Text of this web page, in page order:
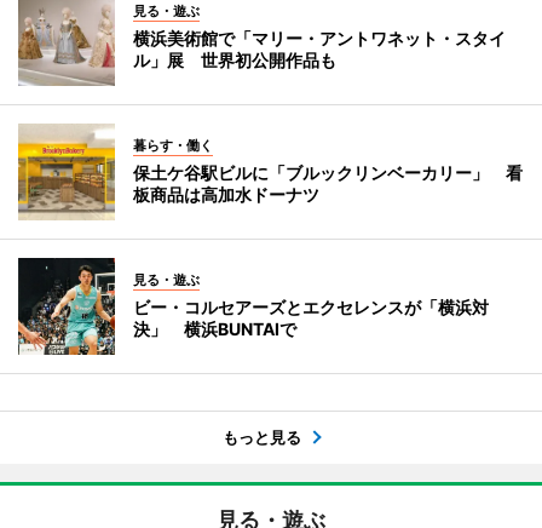
見る・遊ぶ
横浜美術館で「マリー・アントワネット・スタイ
ル」展 世界初公開作品も
暮らす・働く
保土ケ谷駅ビルに「ブルックリンベーカリー」 看
板商品は高加水ドーナツ
見る・遊ぶ
ビー・コルセアーズとエクセレンスが「横浜対
決」 横浜BUNTAIで
もっと見る
見る・遊ぶ